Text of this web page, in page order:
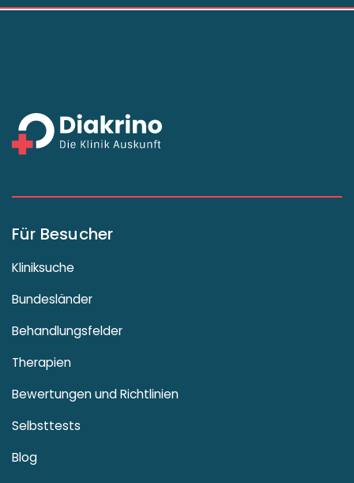
Für Besucher
Kliniksuche
Bundesländer
Behandlungsfelder
Therapien
Bewertungen und Richtlinien
Selbsttests
Blog